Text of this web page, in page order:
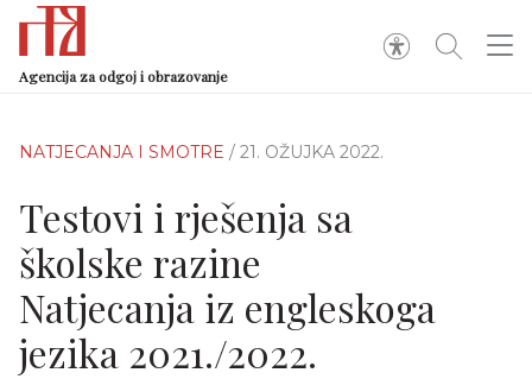
Agencija za odgoj i obrazovanje
NATJECANJA I SMOTRE / 21. OŽUJKA 2022.
Testovi i rješenja sa
školske razine
Natjecanja iz engleskoga
jezika 2021./2022.